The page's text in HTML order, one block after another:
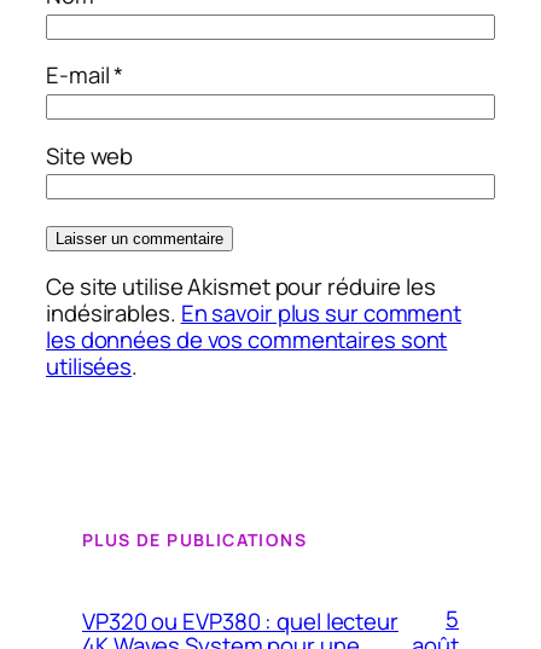
E-mail*
Site web
Ce site utilise Akismet pour réduire les
indésirables. En savoir plus sur comment
les données de vos commentaires sont
utilisées.
PLUS DE PUBLICATIONS
VP320 ou EVP380 : quel lecteur
5